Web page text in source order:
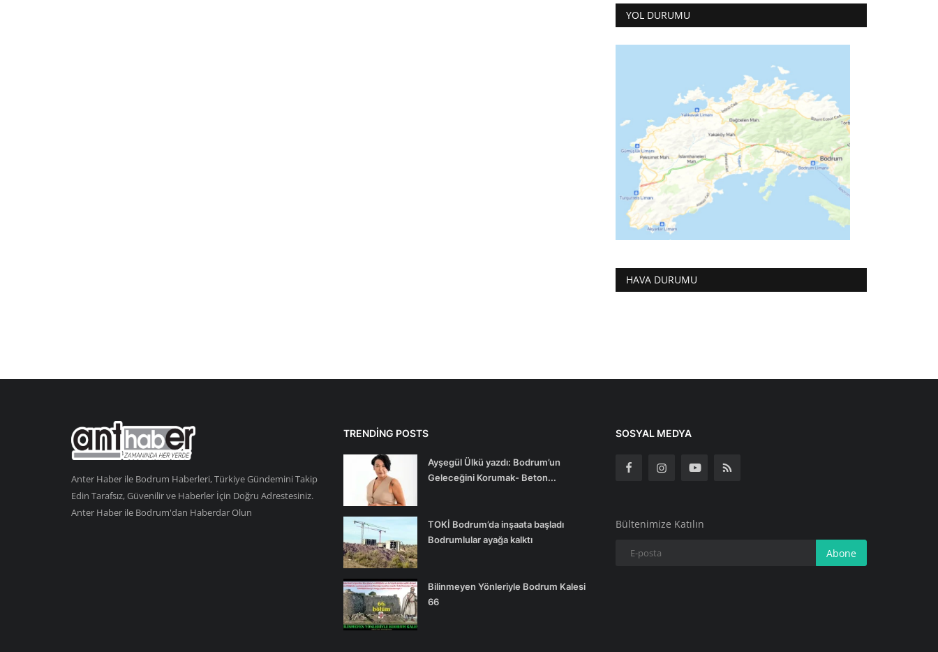
YOL DURUMU
HAVA DURUMU
Anter Haber ile Bodrum Haberleri, Türkiye Gündemini Takip
Edin Tarafsız, Güvenilir ve Haberler İçin Doğru Adrestesiniz.
Anter Haber ile Bodrum'dan Haberdar Olun
TRENDING POSTS
Ayşegül Ülkü yazdı: Bodrum’un
Geleceğini Korumak- Beton...
TOKİ Bodrum’da inşaata başladı
Bodrumlular ayağa kalktı
Bilinmeyen Yönleriyle Bodrum Kalesi
66
SOSYAL MEDYA
Bültenimize Katılın
Abone